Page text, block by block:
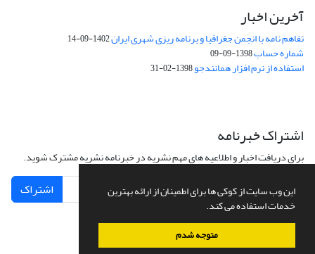
این وب سایت از کوکی ها برای اطمینان از ارائه بهترین
خدمات استفاده می کند.
متوجه شدم
آخرین اخبار
تفاهم نامه با انجمن جغرافیا و برنامه ریزی شهری ایران1402-09-14
شماره حساب1398-09-09
استفاده از نرم افزار همانندجو1398-02-31
اشتراک خبرنامه
برای دریافت اخبار و اطلاعیه های مهم نشریه در خبرنامه نشریه مشترک شوید.
اشتراک
سامانه مدیریت نشریات علمی.طراحی و پیاده سازی ازسیناوب